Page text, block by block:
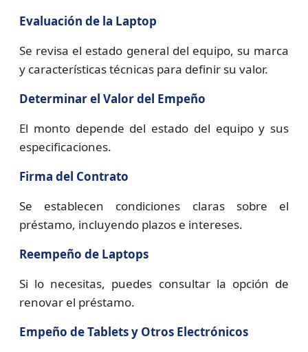
Evaluación de la Laptop
Se revisa el estado general del equipo, su marca
y características técnicas para definir su valor.
Determinar el Valor del Empeño
El monto depende del estado del equipo y sus
especificaciones.
Firma del Contrato
Se establecen condiciones claras sobre el
préstamo, incluyendo plazos e intereses.
Reempeño de Laptops
Si lo necesitas, puedes consultar la opción de
renovar el préstamo.
Empeño de Tablets y Otros Electrónicos